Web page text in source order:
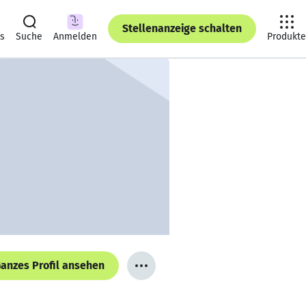
Suche Anmelden
Stellenanzeige schalten
Produkte
Profil ansehen